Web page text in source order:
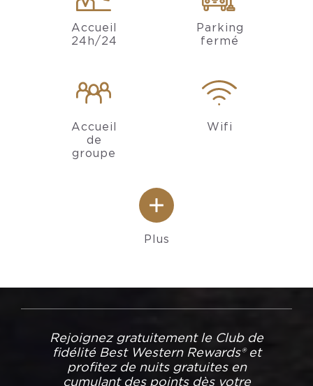
Accueil
24h/24
Parking
fermé
Accueil
de
groupe
Wifi
Plus
Rejoignez gratuitement le Club de
fidélité Best Western Rewards® et
profitez de nuits gratuites en
cumulant des points dès votre